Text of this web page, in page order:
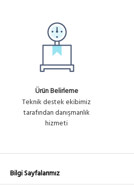
Ürün Belirleme
Teknik destek ekibimiz
tarafından danışmanlık
hizmeti
Bilgi Sayfalarımız